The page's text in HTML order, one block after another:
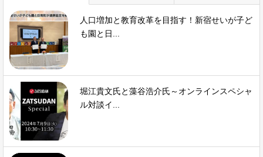
人口増加と教育改革を目指す！新宿せいが子ど
も園と日...
堀江貴文氏と藻谷浩介氏～オンラインスペシャ
ル対談イ...